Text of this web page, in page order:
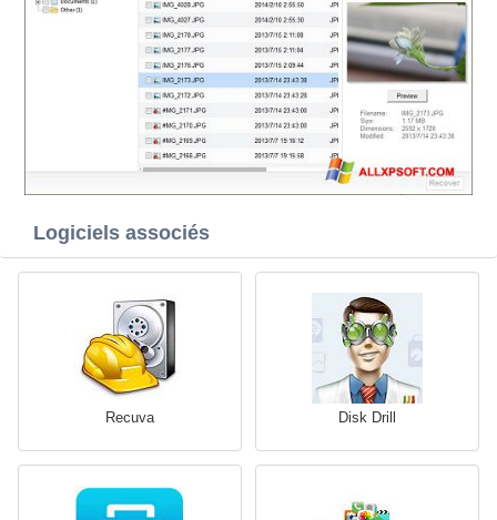
Logiciels associés
Recuva Disk Drill